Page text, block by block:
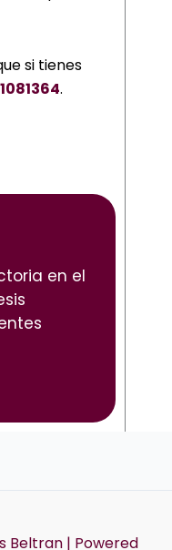
si tienes
.
en el
Beltran | Powered